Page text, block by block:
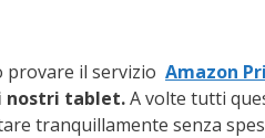
provare il servizio Amazon
nostri tablet.A volte tutti
tranquillamente senza